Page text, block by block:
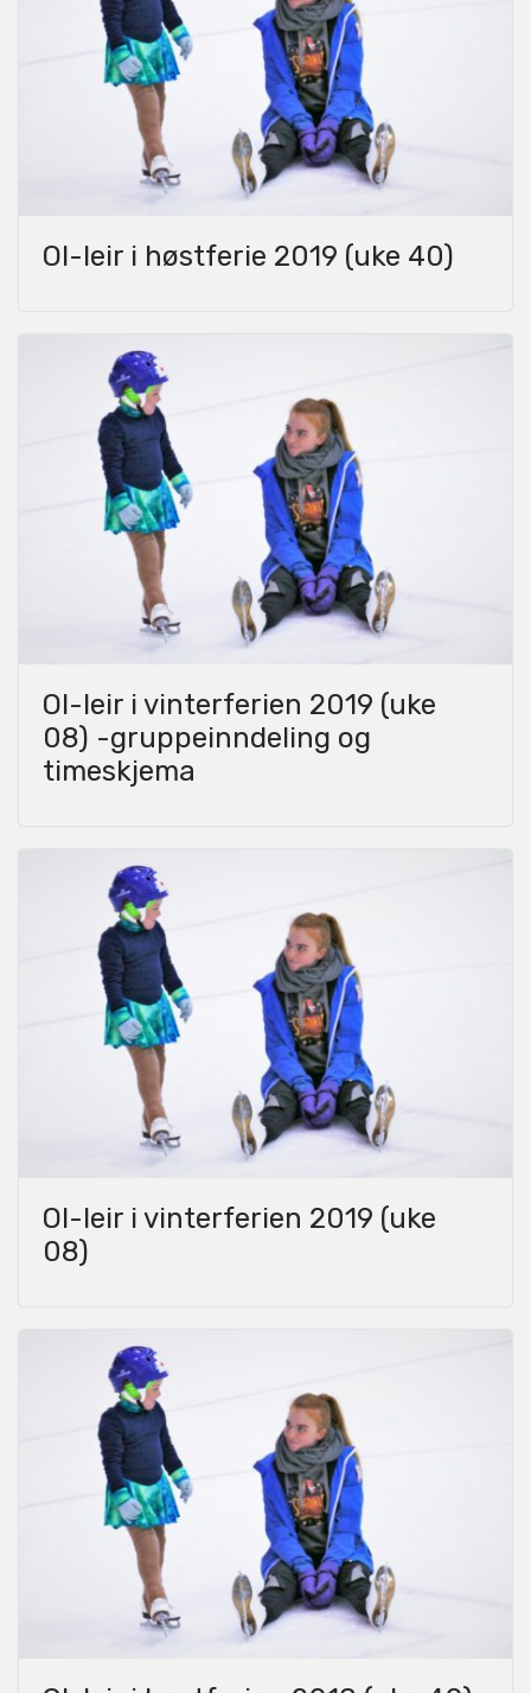
OI-leir i høstferie 2019 (uke 40)
OI-leir i vinterferien 2019 (uke
08) -gruppeinndeling og
timeskjema
OI-leir i vinterferien 2019 (uke
08)